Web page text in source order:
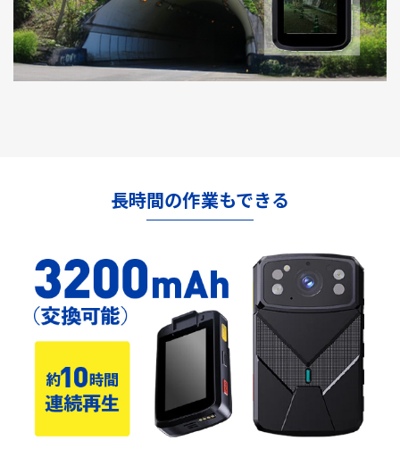
長時間の作業もできる